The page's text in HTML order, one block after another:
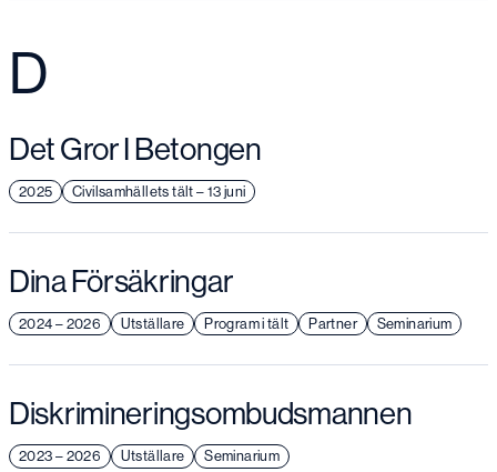
D
Det Gror I Betongen
2025 Civilsamhällets tält – 13 juni
Dina Försäkringar
2024 – 2026 Utställare Seminarium
Program i tält Partner
Diskrimineringsombudsmannen
2023 – 2026 Utställare Seminarium